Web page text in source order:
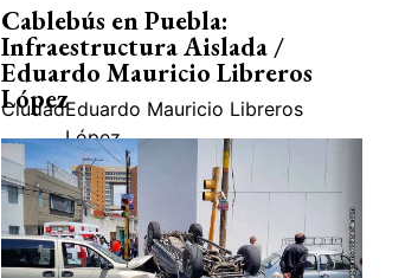
Cablebús en Puebla:
Infraestructura Aislada /
Eduardo Mauricio Libreros
López
CiudadEduardo Mauricio Libreros
López